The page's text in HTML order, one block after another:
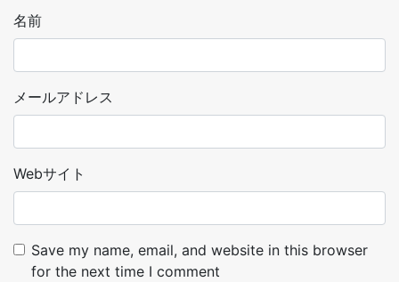
名前
メールアドレス
Webサイト
Save my name, email, and website in this browser
for the next time I comment